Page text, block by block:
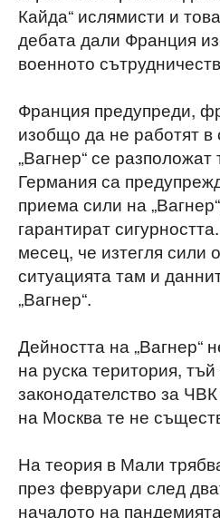
Кайда“ ислямисти и
дебата дали Франция
военното
Франция предупреди,
изобщо да не работят в
„Вагнер“ се разположат
Германия са
приема сили на
гарантират
месец, че изтегля сили
ситуацията там и
„Вагнер“.
Дейността на „Вагнер“
на руска територия,
законодателство за
на Москва те не
На теория в Мали
през февруари след
началото на